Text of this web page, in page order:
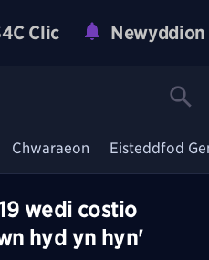
Clic Newyddion
Chwaraeon Eisteddfod
wedi costio
hyd yn hyn'